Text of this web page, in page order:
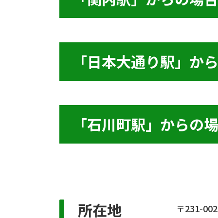
「日本大通り駅」か
「石川町駅」からの
所在地 〒231-